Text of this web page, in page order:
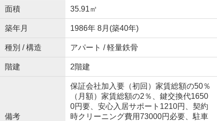
面積 35.91㎡
築年月 1986年 8月(築40年)
種別 / 構造 アパート / 軽量鉄骨
階建 2階建
備考
保証会社加入要（初回）家賃総額の50％
（月額）家賃総額の2％、鍵交換代1650
0円要、安心入居サポート1210円、契約
時クリーニング費用73000円必要、駐車